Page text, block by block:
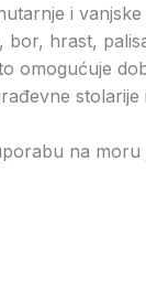
i
hrast,
omogućuje
na